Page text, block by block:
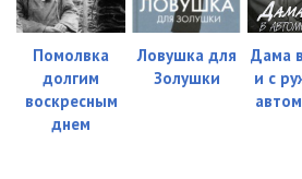
Помолвка
долгим
воскресным
днем
Ловушка для
Золушки
Дама
и с